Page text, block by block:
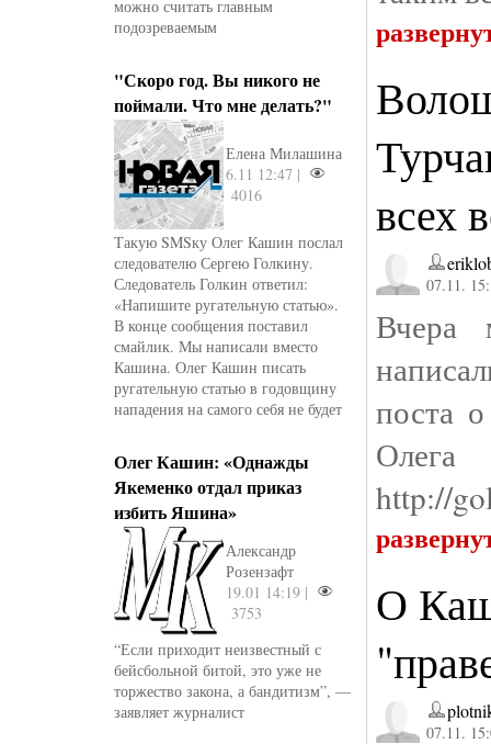
можно считать главным
подозреваемым
"Скоро год. Вы никого не
поймали. Что мне делать?"
Елена Милашина
6.11 12:47 |
4016
Такую SMSку Олег Кашин послал
следователю Сергею Голкину.
Следователь Голкин ответил:
«Напишите ругательную статью».
В конце сообщения поставил
смайлик. Мы написали вместо
Кашина. Олег Кашин писать
ругательную статью в годовщину
нападения на самого себя не будет
Олег Кашин: «Однажды
Якеменко отдал приказ
избить Яшина»
Александр
Розензафт
19.01 14:19 |
3753
“Если приходит неизвестный с
бейсбольной битой, это уже не
торжество закона, а бандитизм”, —
заявляет журналист
всех
07.11.
Вчера
поста
http://
О
07.11.